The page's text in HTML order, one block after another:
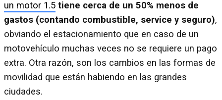
un motor 1.5 tiene cerca de un 50% menos de
gastos (contando combustible, service y seguro),
obviando el estacionamiento que en caso de un
motovehículo muchas veces no se requiere un pago
extra. Otra razón, son los cambios en las formas de
movilidad que están habiendo en las grandes
ciudades.